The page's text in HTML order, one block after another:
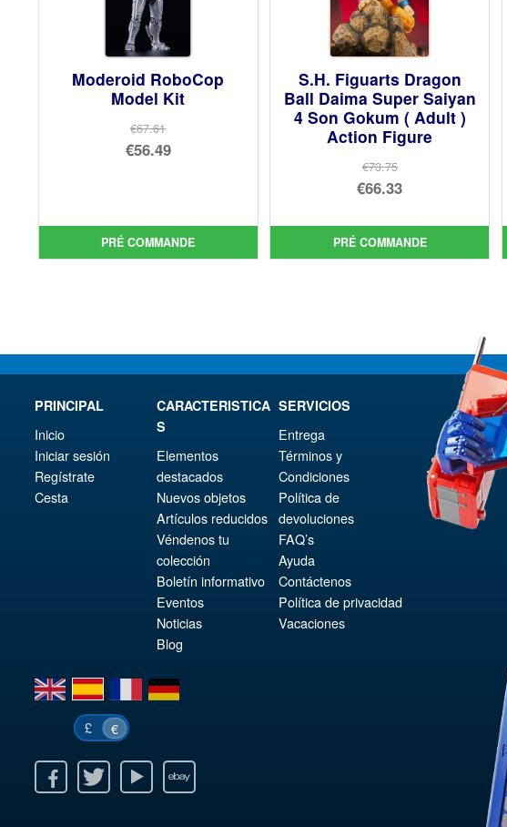
Moderoid RoboCop
Model Kit
€67.61
Le
était :
€67.61.
€56.49
actuel
est :
PRÉ COMMANDE
S.H. Figuarts Dragon
Ball Daima Super Saiyan
4 Son Gokum ( Adult )
Action Figure
€73.75
Le
initial
était :
€66.33
prix
actuel
PRÉ COMMANDE
PRINCIPAL
Inicio
Iniciar sesión
Regístrate
Cesta
CARACTERISTICA
S
Elementos
destacados
Nuevos objetos
Artículos reducidos
Véndenos tu
colección
Boletín informativo
Eventos
Noticias
Blog
SERVICIOS
Entrega
Términos y
Condiciones
Política de
devoluciones
FAQ’s
Ayuda
Contáctenos
Política de privacidad
Vacaciones
en es fr de
£ €
Youtube Ebay